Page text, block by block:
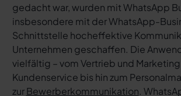
gedacht war, wurden mit WhatsApp
insbesondere mit der WhatsApp-
Schnittstelle hocheffektive
Unternehmen geschaffen. Die
vielfältig – vom Vertrieb und
Kundenservice bis hin zum
zurBewerberkommunikation.